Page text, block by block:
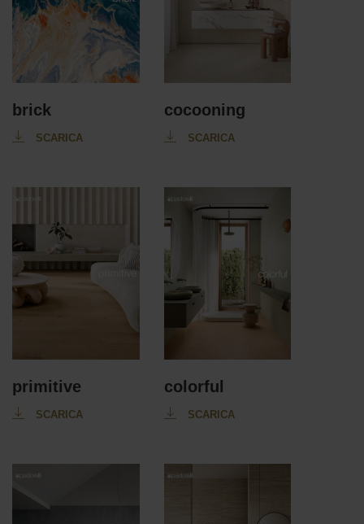
brick
SCARICA
cocooning
SCARICA
primitive
SCARICA
colorful
SCARICA